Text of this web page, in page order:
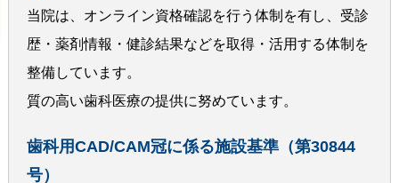
当院は、オンライン資格確認を行う体制を有し、受診
歴・薬剤情報・健診結果などを取得・活用する体制を
整備しています。
質の高い歯科医療の提供に努めています。
歯科用CAD/CAM冠に係る施設基準（第30844
号）